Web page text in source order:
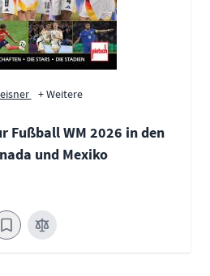
+ Weitere
Fußball WM 2026 in den
und Mexiko